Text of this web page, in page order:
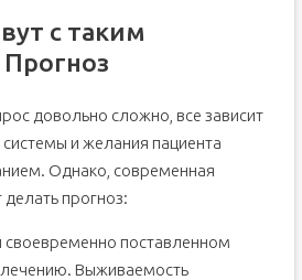
с таким
довольно сложно, все зависит
и желания пациента
Однако, современная
прогноз:
своевременно поставленном
лечению. Выживаемость